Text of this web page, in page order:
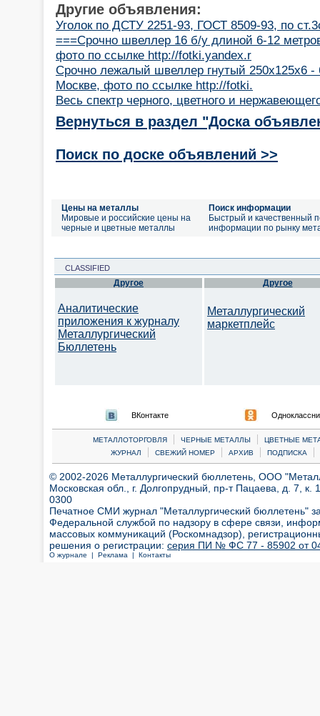
Другие объявления:
Уголок по ДСТУ 2251-93, ГОСТ 8509-93, по
===Срочно швеллер 16 б/у длиной 6-12
фото по ссылке http://fotki.yandex.r
Срочно лежалый швеллер гнутый 250х125х6 -
Москве, фото по ссылке http://fotki.
Весь спектр черного, цветного и
Вернуться в раздел "Доска
Поиск по доске объявлений >>
Цены на металлы
Мировые и российские цены на
черные и цветные металлы
Поиск информации
Быстрый и качественный
информации по рынку
CLASSIFIED
Другое
Аналитические
приложения к журналу
Металлургический
Бюллетень
Другое
Металлургический
маркетплейс
ВКонтакте
МЕТАЛЛОТОРГОВЛЯ | ЧЕРНЫЕ МЕТАЛЛЫ |
ЦВЕТНЫЕ
ЖУРНАЛ
| СВЕЖИЙ НОМЕР | АРХИВ | ПОДПИСКА |
© 2002-2026 Металлургический бюллетень, ООО
Московская обл., г. Долгопрудный, пр-т Пацаева, д. 7,
0300
Печатное СМИ журнал "Металлургический бюллетень"
Федеральной службой по надзору в сфере связи,
массовых коммуникаций (Роскомнадзор),
решения о регистрации: серия ПИ № ФС 77 - 85902 от 04
О журнале | Реклама | Контакты